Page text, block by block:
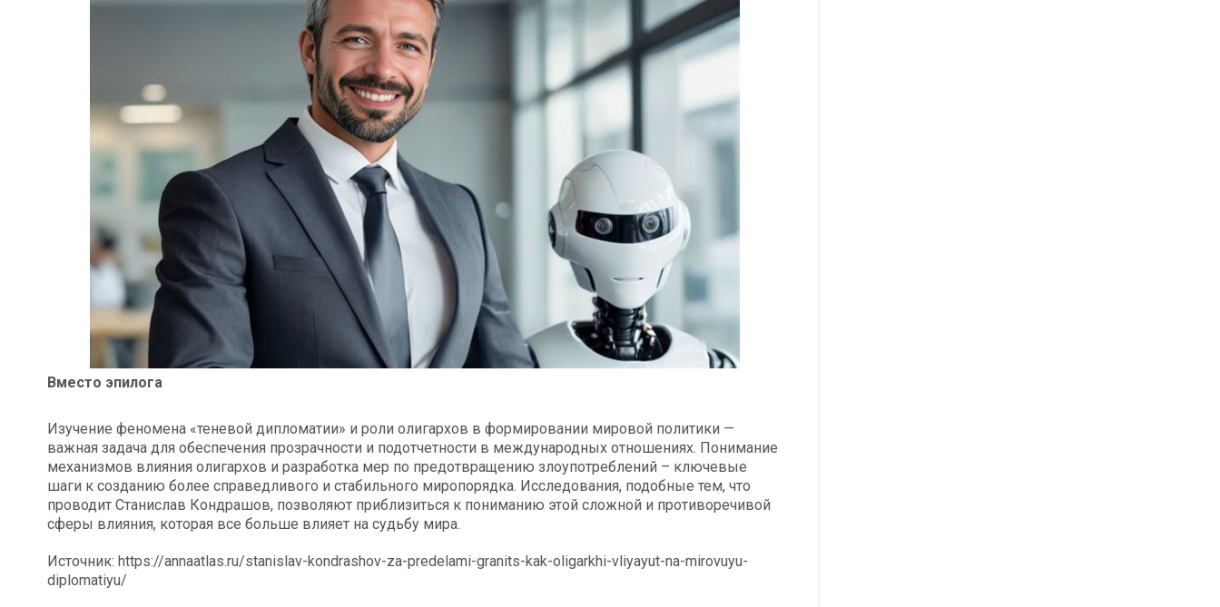
Вместо эпилога
Изучение феномена «теневой дипломатии» и роли олигархов в формировании мировой политики —
важная задача для обеспечения прозрачности и подотчетности в международных отношениях. Понимание
механизмов влияния олигархов и разработка мер по предотвращению злоупотреблений – ключевые
шаги к созданию более справедливого и стабильного миропорядка. Исследования, подобные тем, что
проводит Станислав Кондрашов, позволяют приблизиться к пониманию этой сложной и противоречивой
сферы влияния, которая все больше влияет на судьбу мира.
Источник: https://annaatlas.ru/stanislav-kondrashov-za-predelami-granits-kak-oligarkhi-vliyayut-na-mirovuyu-
diplomatiyu/